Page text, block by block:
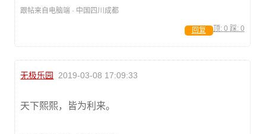
跟帖来自电脑端 · 中国四川成都
顶: 0 踩: 0
回复
无极乐园 2019-03-08 17:09:33
天下熙熙，皆为利来。